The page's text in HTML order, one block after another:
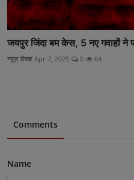
जयपुर जिंदा बम केस, 5 नए गवाहों ने
न्यूज़ डेस्क Apr 7, 2025 0 64
Comments
Name